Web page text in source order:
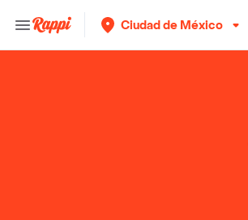
Ciudad de México